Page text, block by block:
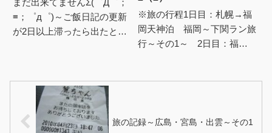
まだ出来てませんΣ(゜Д゜；
≡；゜д゜)～ご飯日記の更新
が2日以上滞ったら出たと思
※旅の行程1日目：札幌→福
岡天神泊 福岡～下関ラン旅
行～その1～ 2日目：福岡
旅の記録～広島・宮島・出雲～その1